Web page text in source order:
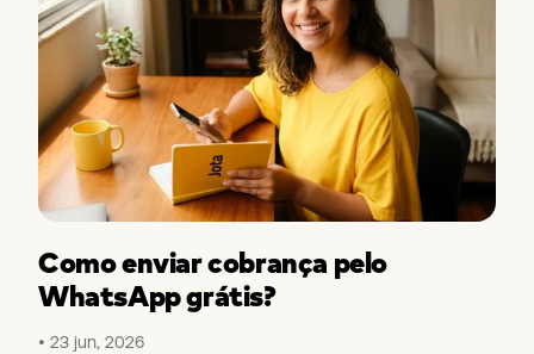
Como enviar cobrança pelo
WhatsApp grátis?
23 jun, 2026